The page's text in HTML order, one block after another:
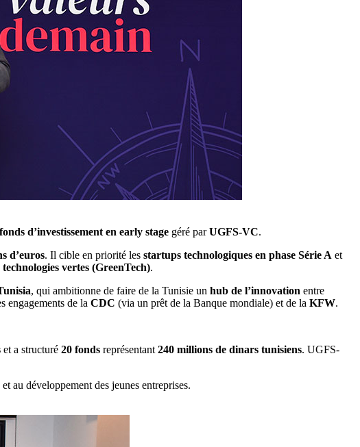
fonds d’investissement en early stage géré parUGFS-VC.
d’euros. Il cible en priorité les startups technologiques en phase Série A et
technologies vertes (GreenTech).
, qui ambitionne de faire de la Tunisie un hub de l’innovation entre
engagements de la CDC (via un prêt de la Banque mondiale) et de la KFW.
et a structuré 20 fonds représentant 240 millions de dinars tunisiens. UGFS-
au développement des jeunes entreprises.